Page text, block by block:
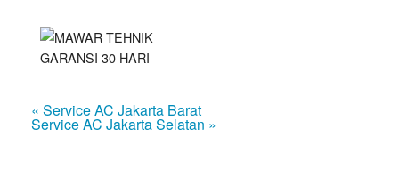
« Service AC Jakarta Barat
Service AC Jakarta Selatan »